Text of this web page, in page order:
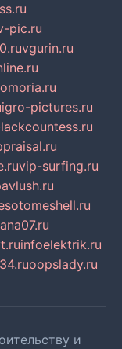
pic.ru
vgurin.ru
igro-pictures.ru
vip-surfing.ru
infoelektrik.ru
oopslady.ru
и